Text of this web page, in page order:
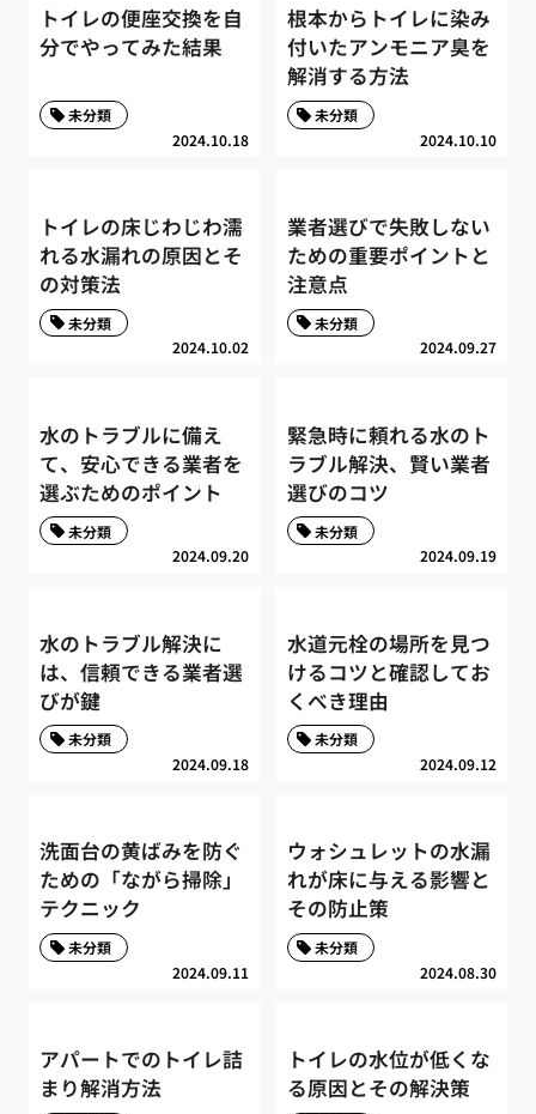
トイレの便座交換を自
分でやってみた結果
2024.10.18
未分類
根本からトイレに染み
付いたアンモニア臭を
解消する方法
2024.10.10
未分類
トイレの床じわじわ濡
れる水漏れの原因とそ
の対策法
2024.10.02
未分類
業者選びで失敗しない
ための重要ポイントと
注意点
2024.09.27
未分類
水のトラブルに備え
て、安心できる業者を
選ぶためのポイント
2024.09.20
未分類
緊急時に頼れる水のト
ラブル解決、賢い業者
選びのコツ
2024.09.19
未分類
水のトラブル解決に
は、信頼できる業者選
びが鍵
2024.09.18
未分類
水道元栓の場所を見つ
けるコツと確認してお
くべき理由
2024.09.12
未分類
洗面台の黄ばみを防ぐ
ための「ながら掃除」
テクニック
2024.09.11
未分類
ウォシュレットの水漏
れが床に与える影響と
その防止策
2024.08.30
未分類
アパートでのトイレ詰
まり解消方法
トイレの水位が低くな
る原因とその解決策